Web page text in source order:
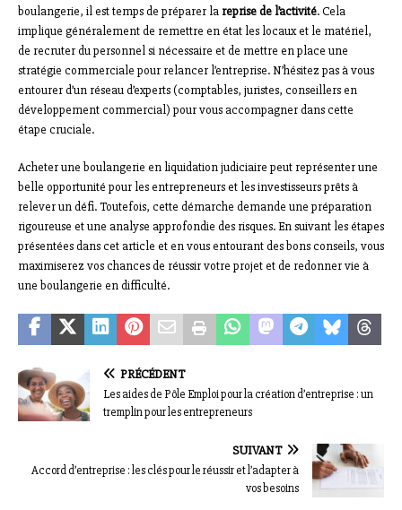
boulangerie, il est temps de préparer la reprise de l’activité. Cela
implique généralement de remettre en état les locaux et le matériel,
de recruter du personnel si nécessaire et de mettre en place une
stratégie commerciale pour relancer l’entreprise. N’hésitez pas à vous
entourer d’un réseau d’experts (comptables, juristes, conseillers en
développement commercial) pour vous accompagner dans cette
étape cruciale.
Acheter une boulangerie en liquidation judiciaire peut représenter une
belle opportunité pour les entrepreneurs et les investisseurs prêts à
relever un défi. Toutefois, cette démarche demande une préparation
rigoureuse et une analyse approfondie des risques. En suivant les étapes
présentées dans cet article et en vous entourant des bons conseils, vous
maximiserez vos chances de réussir votre projet et de redonner vie à
une boulangerie en difficulté.
PRÉCÉDENT
Les aides de Pôle Emploi pour la création d’entreprise : un
tremplin pour les entrepreneurs
SUIVANT
Accord d’entreprise : les clés pour le réussir et l’adapter à
vos besoins